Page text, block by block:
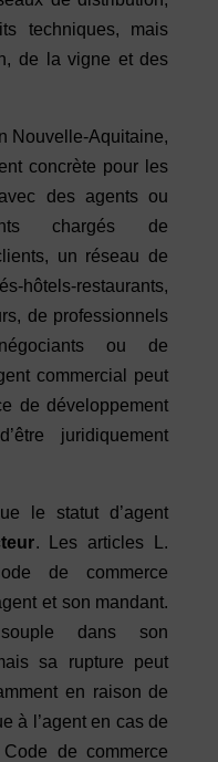
techniques, mais
de la vigne et des
Nouvelle-Aquitaine,
concrète pour les
des agents ou
chargés de
un réseau de
restaurants,
de professionnels
ou de
commercial peut
de développement
juridiquement
le statut d’agent
. Les articles L.
de commerce
et son mandant.
dans son
sa rupture peut
en raison de
à l’agent en cas de
de commerce